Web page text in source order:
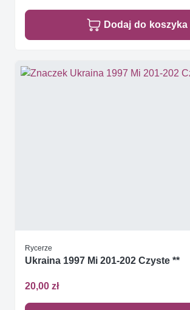
Dodaj do koszyka
Rycerze
Ukraina 1997 Mi 201-202 Czyste **
20,00 zł